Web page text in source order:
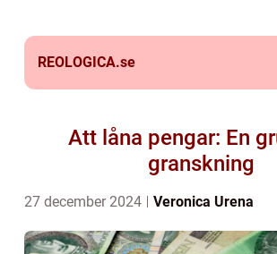
REOLOGICA.se
Att låna pengar: En
granskning
27 december 2024 Veronica Urena